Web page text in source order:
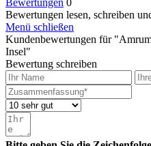
Bewertungen lesen, schreiben
Menü schließen
Kundenbewertungen für
Insel"
Bewertung schreiben